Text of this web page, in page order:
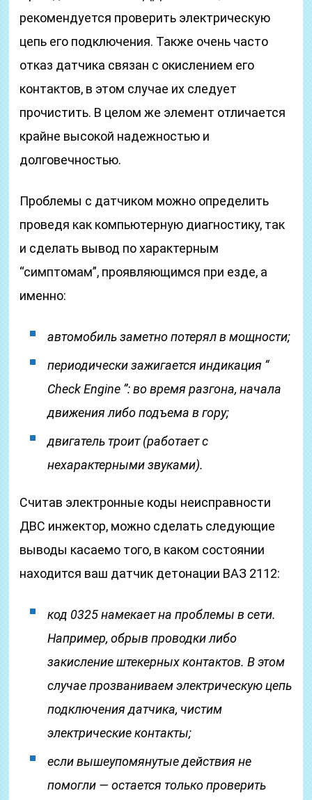
рекомендуется проверить электрическую
цепь его подключения. Также очень часто
отказ датчика связан с окислением его
контактов, в этом случае их следует
прочистить. В целом же элемент отличается
крайне высокой надежностью и
долговечностью.
Проблемы с датчиком можно определить
проведя как компьютерную диагностику, так
и сделать вывод по характерным
“симптомам”, проявляющимся при езде, а
именно:
автомобиль заметно потерял в мощности;
периодически зажигается индикация “
Check Engine ”: во время разгона, начала
движения либо подъема в гору;
двигатель троит (работает с
нехарактерными звуками).
Считав электронные коды неисправности
ДВС инжектор, можно сделать следующие
выводы касаемо того, в каком состоянии
находится ваш датчик детонации ВАЗ 2112:
код 0325 намекает на проблемы в сети.
Например, обрыв проводки либо
закисление штекерных контактов. В этом
случае прозваниваем электрическую цепь
подключения датчика, чистим
электрические контакты;
если вышеупомянутые действия не
помогли — остается только проверить